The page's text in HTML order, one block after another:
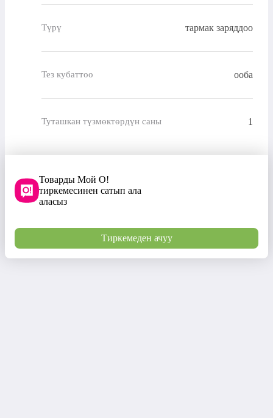
Түрү тармак заряддоо
Тез кубаттоо ооба
Туташкан түзмөктөрдүн саны 1
Товарды Мой О!
тиркемесинен сатып ала
аласыз
Тиркемеден ачуу